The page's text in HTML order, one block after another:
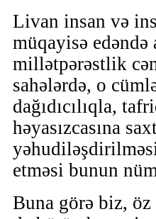
Livan insan və
müqayisə
millətpərəstlik
sahələrdə, o
dağıdıcılıqla,
həyasızcasına
etməsi bunun
Buna görə biz,